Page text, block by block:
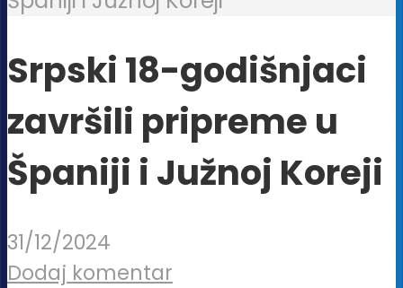
Srpski 18-godišnjaci
završili pripreme u
Španiji i Južnoj Koreji
31/12/2024
Dodaj komentar